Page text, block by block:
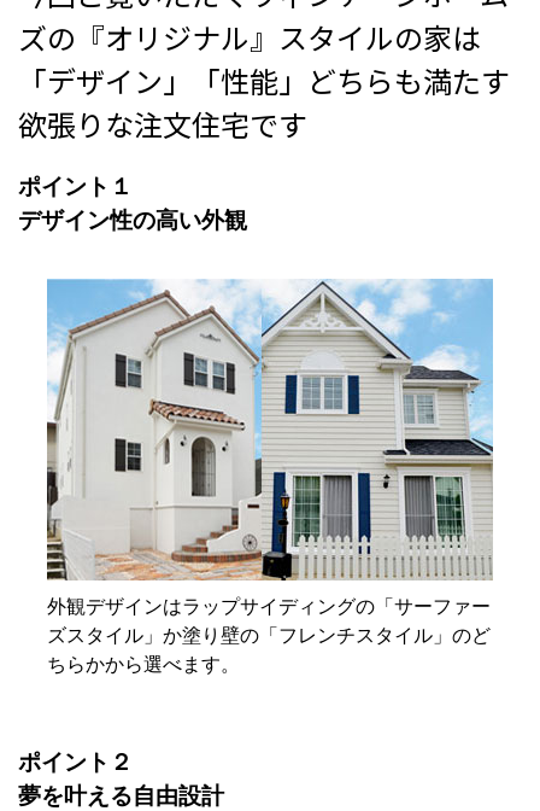
ズの『オリジナル』スタイルの家は
「デザイン」「性能」どちらも満たす
欲張りな注文住宅です
ポイント１
デザイン性の高い外観
外観デザインはラップサイディングの「サーファー
ズスタイル」か塗り壁の「フレンチスタイル」のど
ちらかから選べます。
ポイント２
夢を叶える自由設計